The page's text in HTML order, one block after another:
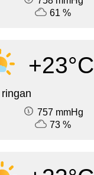
61 %
+23°C
757 mmHg
73 %